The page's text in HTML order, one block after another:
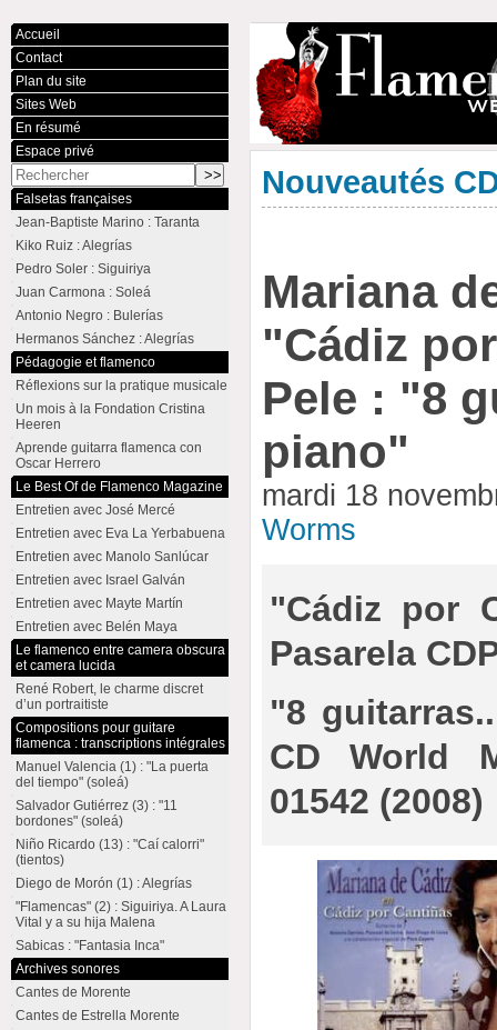
Nouveautés
Mariana
"Cádiz
Pele : "8
piano"
mardi 18
Worms
"Cádiz por
Pasarela
"8
CD World
01542 (2008)
Accueil
Contact
Plan du site
Sites Web
En résumé
Espace privé
Falsetas françaises
Jean-Baptiste Marino : Taranta
Kiko Ruiz : Alegrías
Pedro Soler : Siguiriya
Juan Carmona : Soleá
Antonio Negro : Bulerías
Hermanos Sánchez : Alegrías
Pédagogie et flamenco
Réflexions sur la pratique musicale
Un mois à la Fondation Cristina
Heeren
Aprende guitarra flamenca con
Oscar Herrero
Le Best Of de Flamenco Magazine
Entretien avec José Mercé
Entretien avec Eva La Yerbabuena
Entretien avec Manolo Sanlúcar
Entretien avec Israel Galván
Entretien avec Mayte Martín
Entretien avec Belén Maya
Le flamenco entre camera obscura
et camera lucida
René Robert, le charme discret
d’un portraitiste
Compositions pour guitare
flamenca : transcriptions intégrales
Manuel Valencia (1) : "La puerta
del tiempo" (soleá)
Salvador Gutiérrez (3) : "11
bordones" (soleá)
Niño Ricardo (13) : "Caí calorri"
(tientos)
Diego de Morón (1) : Alegrías
"Flamencas" (2) : Siguiriya. A Laura
Vital y a su hija Malena
Sabicas : "Fantasia Inca"
Archives sonores
Cantes de Morente
Cantes de Estrella Morente